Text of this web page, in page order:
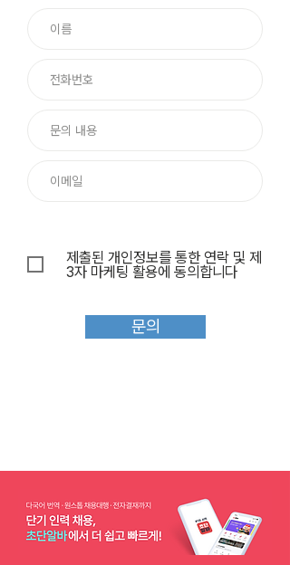
제출된 개인정보를 통한 연락 및 제
3자 마케팅 활용에 동의합니다
문의